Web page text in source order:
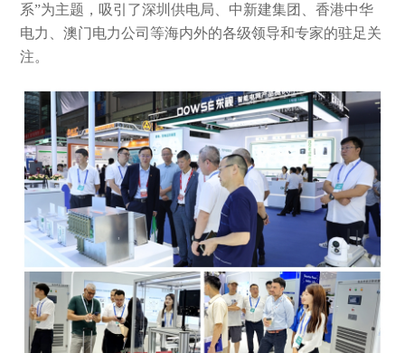
系”为主题，吸引了深圳供电局、中新建集团、香港中华
电力、澳门电力公司等海内外的各级领导和专家的驻足关
注。